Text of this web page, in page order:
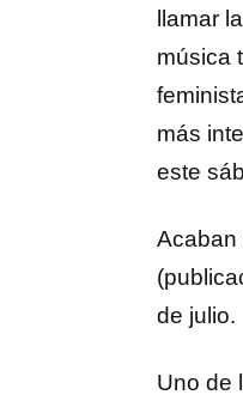
llamar
música
más
este
Acaban
de julio.
Uno de